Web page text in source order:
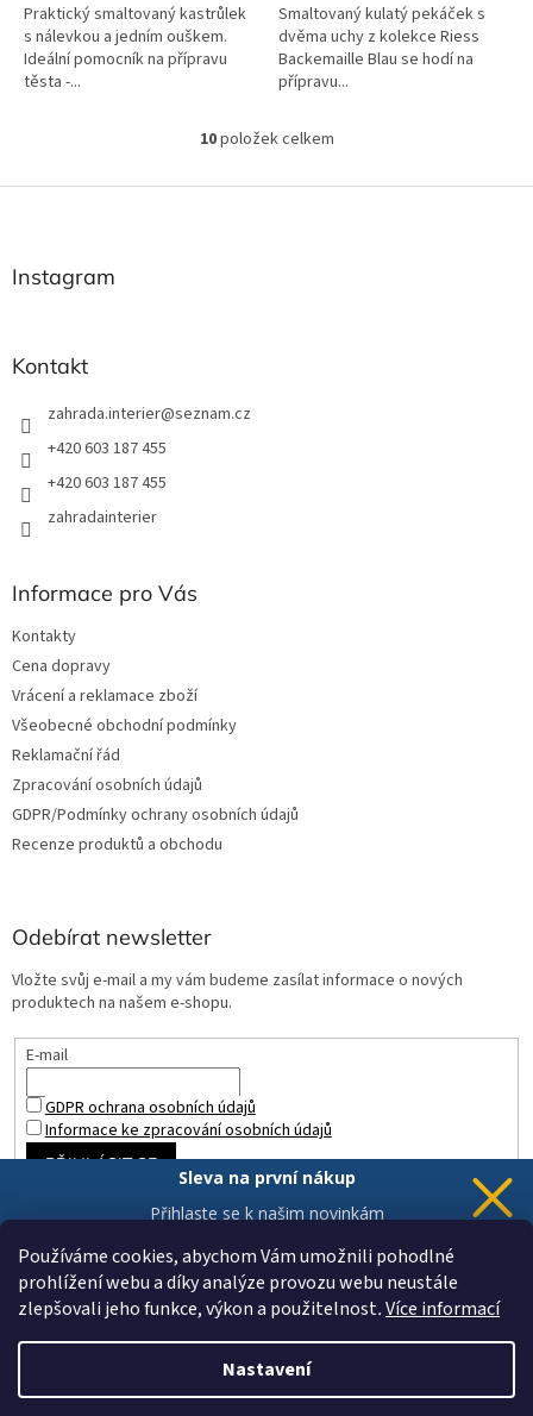
Používáme cookies, abychom Vám umožnili pohodlné
prohlížení webu a díky analýze provozu webu neustále
zlepšovali jeho funkce, výkon a použitelnost.Více informací
Nastavení
Praktický smaltovaný kastrůlek
s nálevkou a jedním ouškem.
Ideální pomocník na přípravu
těsta -...
Smaltovaný kulatý pekáček s
dvěma uchy z kolekce Riess
Backemaille Blau se hodí na
přípravu...
O
l
10položek celkem
Z
Instagram
Kontakt
zahrada.interier@seznam.cz
+420 603 187 455
+420 603 187 455
zahradainterier
Informace pro Vás
Kontakty
Cena dopravy
Vrácení a reklamace zboží
Všeobecné obchodní podmínky
Reklamační řád
Zpracování osobních údajů
GDPR/Podmínky ochrany osobních údajů
Recenze produktů a obchodu
Odebírat newsletter
Vložte svůj e-mail a my vám budeme zasílat informace o nových
produktech na našem e-shopu.
E-mail
GDPR ochrana osobních údajů
Informace ke zpracování osobních údajů
PŘIHLÁSIT SE
Vytvořil Shoptet
Sleva na první nákup
Přihlaste se k našim novinkám
Chci novinky a slevu
Vaše data jsou u nás v bezpečí.